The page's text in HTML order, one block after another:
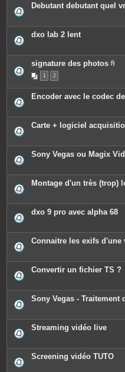
Debutant debutant quel
dxo lab 2 lent
signature des photos
c
e
o
i
e
s
1 2
Encoder avec le codec
Carte + logiciel
Sony Vegas ou Magix
Montage d'un très (trop)
dxo 9 pro avec alpha 68
Connaitre les exifs d'une
Convertir un fichier TS ?
Sony Vegas - Traitement
Streaming vidéo live
Screening vidéo TUTO